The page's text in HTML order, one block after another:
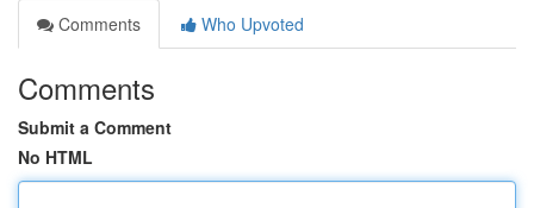
Comments
Who Upvoted
Comments
Submit a Comment
No HTML